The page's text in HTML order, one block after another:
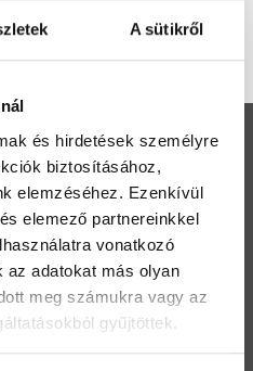
A sütikről
és hirdetések személyre
biztosításához,
elemzéséhez. Ezenkívül
elemező partnereinkkel
vonatkozó
az adatokat más olyan
meg számukra vagy az
gyűjtöttek.
és Google Workspace
ot a csapatoddal
keresztül